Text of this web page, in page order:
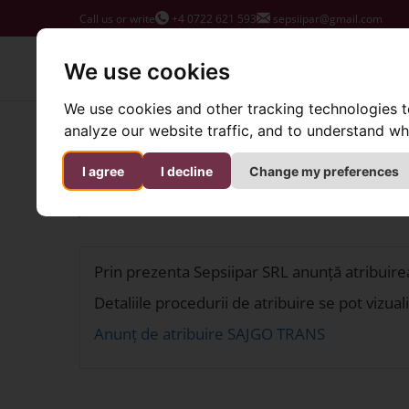
We use cookies
We use cookies and other tracking
analyze our website traffic, and to understand
I agree I decline Change my preferences
Call us or write +4 0722 621 593 sepsiipar@gmail.com
SepsiPARK homepage Announcements Anunț
Anunț de atribuire proceduri
Prin prezenta Sepsiipar SRL anunță
Detaliile procedurii de atribuire se pot
Anunț de atribuire SAJGO TRANS